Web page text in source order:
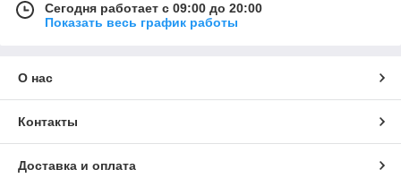
Сегодня работает с 09:00 до 20:00
Показать весь график работы
О нас
Контакты
Доставка и оплата